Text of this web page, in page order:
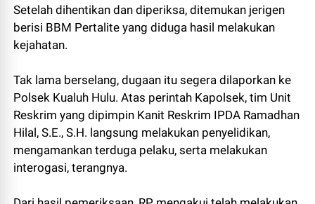
Setelah dihentikan dan diperiksa, ditemukan jerigen
berisi BBM Pertalite yang diduga hasil melakukan
kejahatan.
Tak lama berselang, dugaan itu segera dilaporkan ke
Polsek Kualuh Hulu. Atas perintah Kapolsek, tim Unit
Reskrim yang dipimpin Kanit Reskrim IPDA Ramadhan
Hilal, S.E., S.H. langsung melakukan penyelidikan,
mengamankan terduga pelaku, serta melakukan
interogasi, terangnya.